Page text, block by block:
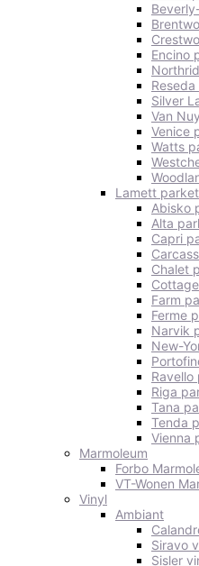
Encino
Silver
Van
Venice
Watts
Lamett parket
Abisko
Alta
Capri
Chalet
Farm
Ferme
Narvik
New-
Riga
Tana
Tenda
Vienna
Marmoleum
Forbo
VT-Wonen
Vinyl
Ambiant
Siravo
Sisler